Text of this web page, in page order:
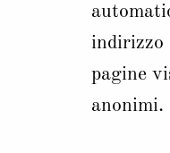
indirizzo
pagine
anonimi.